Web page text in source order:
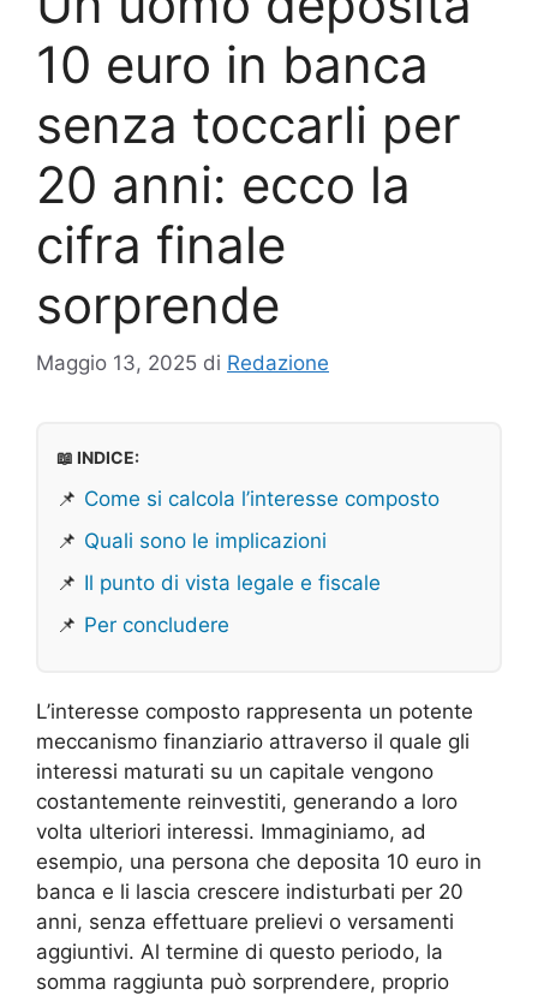
10 euro in banca
senza toccarli per
20 anni: ecco la
cifra finale
sorprende
Maggio 13, 2025 di Redazione
📖 INDICE:
📌 Come si calcola l’interesse composto
📌 Quali sono le implicazioni
📌 Il punto di vista legale e fiscale
📌 Per concludere
L’interesse composto rappresenta un potente
meccanismo finanziario attraverso il quale gli
interessi maturati su un capitale vengono
costantemente reinvestiti, generando a loro
volta ulteriori interessi. Immaginiamo, ad
esempio, una persona che deposita 10 euro in
banca e li lascia crescere indisturbati per 20
anni, senza effettuare prelievi o versamenti
aggiuntivi. Al termine di questo periodo, la
somma raggiunta può sorprendere, proprio